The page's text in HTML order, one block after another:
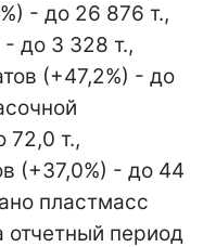
- до 26 876 т.,
до 3 328 т.,
(+47,2%) - до
72,0 т.,
(+37,0%) - до 44
пластмасс
отчетный период